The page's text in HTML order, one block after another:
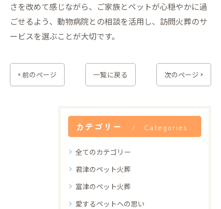
さを改めて感じながら、ご家族とペットが心穏やかに過
ごせるよう、動物病院との相談を活用し、訪問火葬のサ
ービスを選ぶことが大切です。
< 前のページ 一覧に戻る 次のページ >
カテゴリー Categories
全てのカテゴリー
君津のペット火葬
富津のペット火葬
愛するペットへの思い